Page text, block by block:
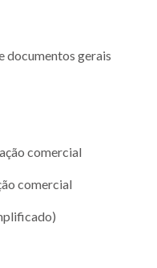
documentos gerais
comercial
comercial